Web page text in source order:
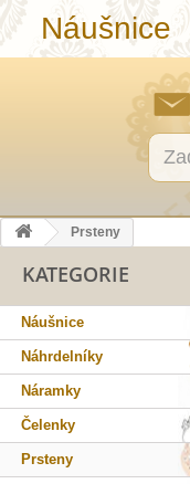
Náušnice
Prsteny
KATEGORIE
Náušnice
Náhrdelníky
Náramky
Čelenky
Prsteny